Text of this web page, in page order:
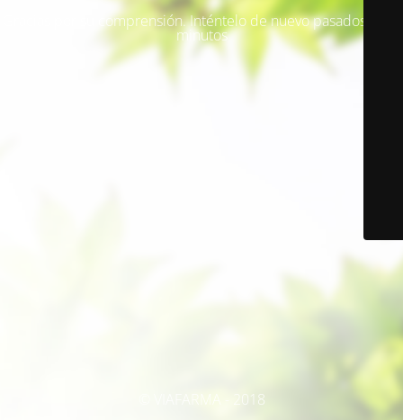
Gracias por su comprensión. Inténtelo de nuevo pasados unos
minutos
© VIAFARMA - 2018